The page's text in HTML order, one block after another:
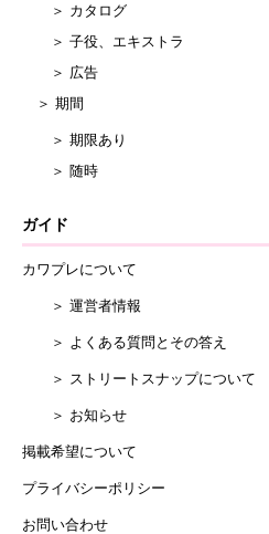
＞ カタログ
＞ 子役、エキストラ
＞ 広告
＞ 期間
＞ 期限あり
＞ 随時
ガイド
カワプレについて
＞ 運営者情報
＞ よくある質問とその答え
＞ ストリートスナップについて
＞ お知らせ
掲載希望について
プライバシーポリシー
お問い合わせ